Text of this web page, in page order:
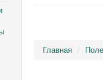
Главная